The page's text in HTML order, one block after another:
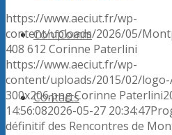
ConfComm
Contacts
https://www.aeciut.fr/wp-
content/uploads/2026/05/
408 612 Corinne Paterlini
https://www.aeciut.fr/wp-
content/uploads/2015/02/logo-
300x206.pngCorinne Paterlini
14:56:082026-05-27 20:34:47
définitif des Rencontres de